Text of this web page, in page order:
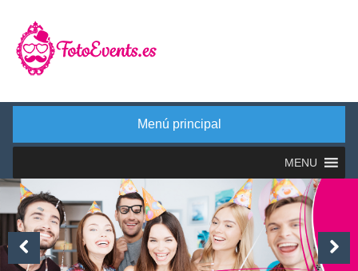
contenido
Menú principal
MENU